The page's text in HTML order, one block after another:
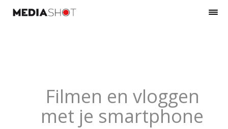
Filmen en vloggen
met je smartphone